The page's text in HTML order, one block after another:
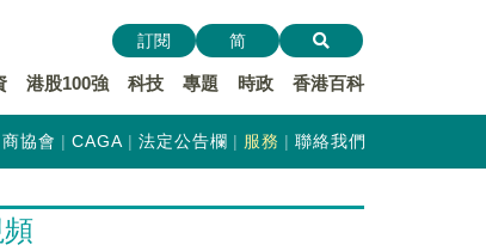
港股100強 科技 專題 時政 香港百科
訂閱 简
商協會 CAGA 法定公告欄 服務 聯絡我們